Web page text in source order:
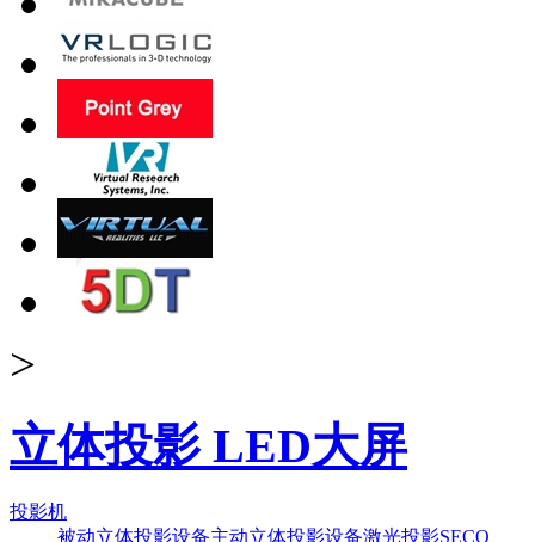
>
立体投影 LED大屏
投影机
被动立体投影设备主动立体投影设备激光投影SECO